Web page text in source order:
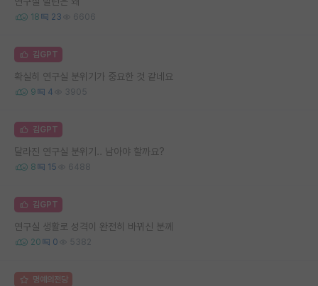
18 23 6606
김GPT
확실히 연구실 분위기가 중요한 것 같네요
9 4 3905
김GPT
달라진 연구실 분위기.. 남아야 할까요?
8 15 6488
김GPT
연구실 생활로 성격이 완전히 바뀌신 분께
20 0 5382
명예의전당